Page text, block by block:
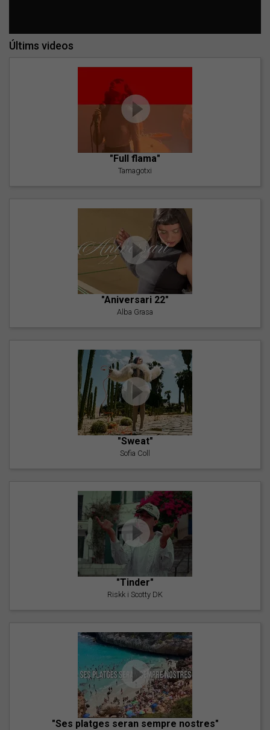
Últims videos
"Full flama"
Tamagotxi
"Aniversari 22"
Alba Grasa
"Sweat"
Sofia Coll
"Tinder"
Riskk i Scotty DK
"Ses platges seran sempre nostres"